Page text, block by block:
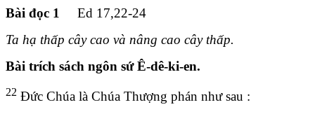
Bài đọc 1 Ed 17,22-24
Ta hạ thấp cây cao và nâng cao cây thấp.
Bài trích sách ngôn sứ Ê-dê-ki-en.
22 Đức Chúa là Chúa Thượng phán như sau :